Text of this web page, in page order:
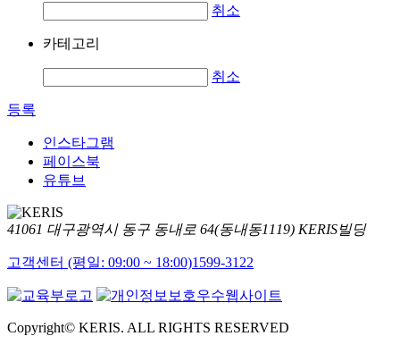
취소
카테고리
취소
등록
인스타그램
페이스북
유튜브
41061 대구광역시 동구 동내로 64(동내동1119) KERIS빌딩
고객센터 (평일: 09:00 ~ 18:00)1599-3122
Copyright© KERIS. ALL RIGHTS RESERVED